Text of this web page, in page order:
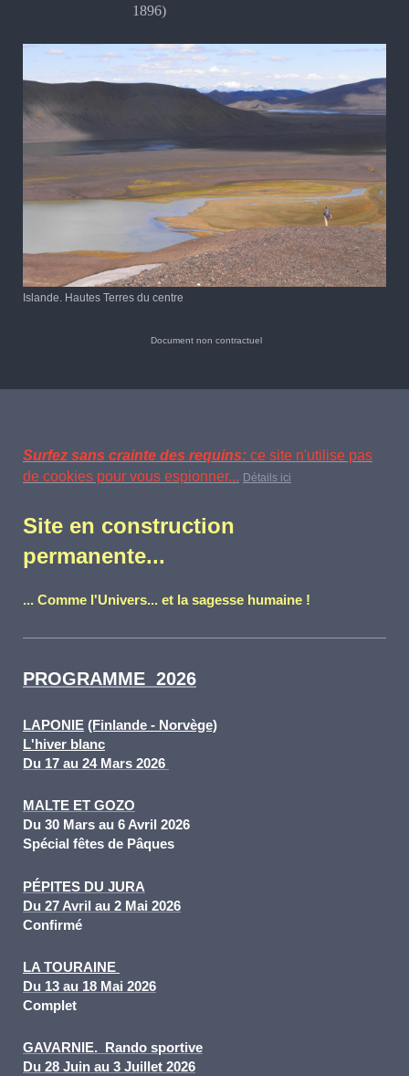
1896)
Islande. Hautes Terres du centre
Document non contractuel
Surfez sans crainte des requins: ce site n'utilise pas
de cookies pour vous espionner... Détails ici
Site en construction
permanente...
... Comme l'Univers... et la sagesse humaine !
PROGRAMME 2026
LAPONIE (Finlande - Norvège)
L'hiver blanc
Du 17 au 24 Mars 2026
MALTE ET GOZO
Du 30 Mars au 6 Avril 2026
Spécial fêtes de Pâques
PÉPITES DU JURA
Du 27 Avril au 2 Mai 2026
Confirmé
LA TOURAINE
Du 13 au 18 Mai 2026
Complet
GAVARNIE. Rando sportive
Du 28 Juin au 3 Juillet 2026